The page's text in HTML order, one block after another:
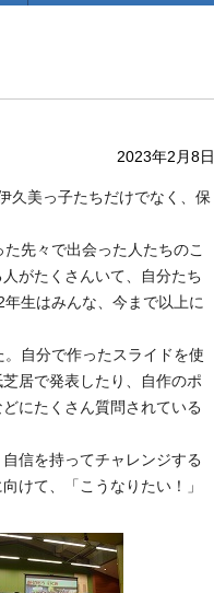
2023年2月8日
久美っ子たちだけでなく、保
先々で出会った人たちのこ
がたくさんいて、自分たち
生はみんな、今まで以上に
自分で作ったスライドを使
居で発表したり、自作のポ
にたくさん質問されている
信を持ってチャレンジする
けて、「こうなりたい！」